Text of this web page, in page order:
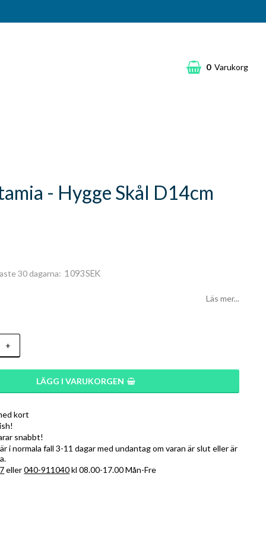
0 Varukorg
- Hygge Skål D14cm
30 dagarna 1 093 SEK
Läs mer...
+
LÄGG I VARUKORGEN
kort
snabbt!
i normala fall 3-11 dagar med undantag om varan är slut eller är
eller040-911040kl 08.00-17.00 Mån-Fre